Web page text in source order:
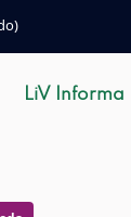
LiV Informa